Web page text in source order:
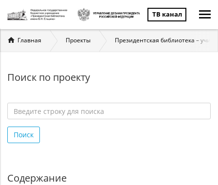
ТВ канал
Вы
здесь
Главная Проекты Президентская библиотека –
Поиск по проекту
строку
для
Поиск
Содержание